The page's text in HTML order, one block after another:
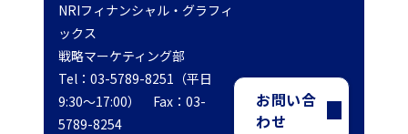
NRIフィナンシャル・グラフィ
ックス
戦略マーケティング部
Tel：03-5789-8251（平日
9:30～17:00） Fax：03-
5789-8254
お問い合
わせ